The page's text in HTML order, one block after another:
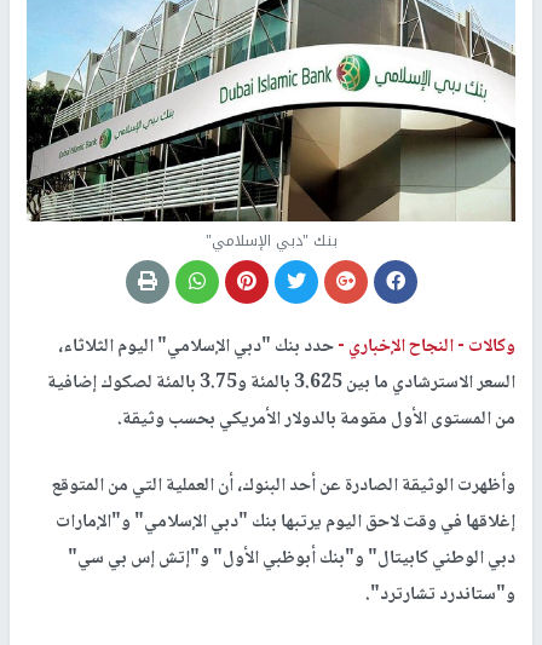
بنك "دبي الإسلامي"
وكالات -النجاح الإخباري -حدد بنك "دبي الإسلامي" اليوم الثلاثاء،
السعر الاسترشادي ما بين 3.625 بالمئة و3.75 بالمئة لصكوك إضافية
من المستوى الأول مقومة بالدولار الأمريكي بحسب وثيقة.
وأظهرت الوثيقة الصادرة عن أحد البنوك، أن العملية التي من المتوقع
إغلاقها في وقت لاحق اليوم يرتبها بنك "دبي الإسلامي" و"الإمارات
دبي الوطني كابيتال" و"بنك أبوظبي الأول" و"إتش إس بي سي"
و"ستاندرد تشارترد".